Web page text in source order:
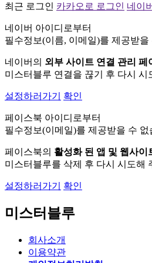
최근 로그인 카카오로 로그인 네이
네이버 아이디로부터
필수정보(이름, 이메일)를 제공받을
네이버의 외부 사이트 연결 관리 페
미스터블루 연결을 끊기 후 다시 시
설정하러가기 확인
페이스북 아이디로부터
필수정보(이메일)를 제공받을 수 없
페이스북의 활성화 된 앱 및 웹사이
미스터블루를 삭제 후 다시 시도해
설정하러가기 확인
미스터블루
회사소개
이용약관